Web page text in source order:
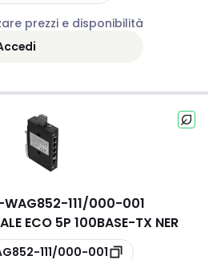
prezzi e disponibilità
WAG852-111/000-001
ECO 5P 100BASE-TX NER
111/000-001